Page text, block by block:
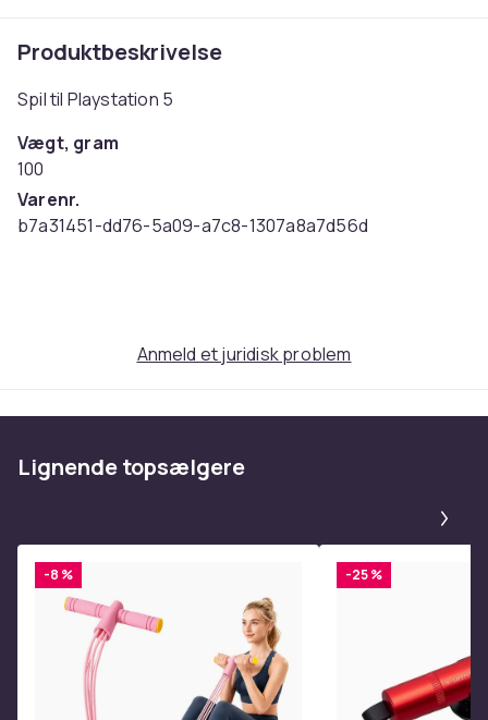
Produktbeskrivelse
Spil til Playstation 5
Vægt, gram
100
Varenr.
b7a31451-dd76-5a09-a7c8-1307a8a7d56d
Anmeld et juridisk problem
Lignende topsælgere
-8 % -25 %